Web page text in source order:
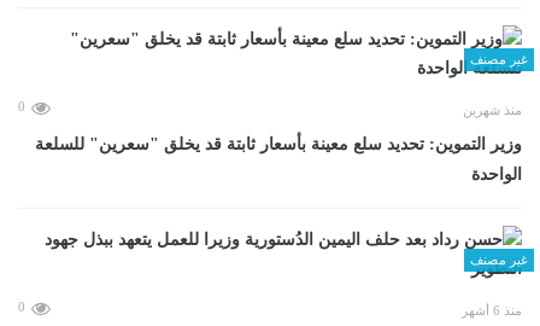
غير مصنف
منذ شهرين 0
وزير التموين: تحديد سلع معينة بأسعار ثابتة قد يخلق "سعرين" للسلعة
الواحدة
غير مصنف
منذ 6 أشهر 0